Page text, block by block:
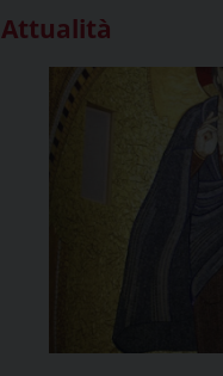
Attualità